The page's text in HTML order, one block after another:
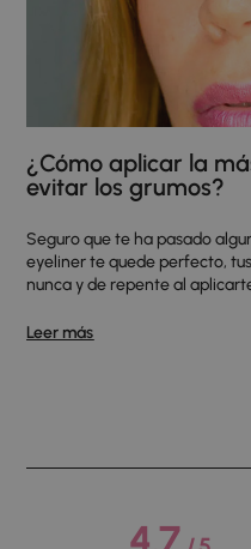
¿Cómo aplicar la
evitar los grumos?
Seguro que te ha pasado
eyeliner te quede perfecto,
nunca y de repente al
Leer más